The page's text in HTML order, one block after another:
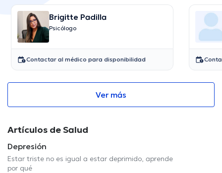
Brigitte Padilla
Psicólogo
Contactar al médico para disponibilidad
Ver más
Artículos de Salud
Depresión
Estar triste no es igual a estar deprimido, aprende
por qué